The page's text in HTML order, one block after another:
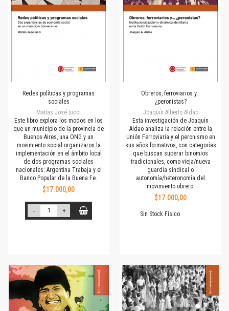
Redes políticas y programas
sociales
Matías José Iucci
Este libro explora los modos en los
que un municipio de la provincia de
Buenos Aires, una ONG y un
movimiento social organizaron la
implementación en el ámbito local
de dos programas sociales
nacionales: Argentina Trabaja y el
Banco Popular de la Buena Fe.
$17.000,00
- +
Obreros, ferroviarios y…
¿peronistas?
Joaquín Alberto Aldao
Esta investigación de Joaquín
Aldao analiza la relación entre la
Unión Ferroviaria y el peronismo en
sus años formativos, con categorías
que buscan superar binomios
tradicionales, como vieja/nueva
guardia sindical o
autonomía/heteronomía del
movimiento obrero.
$17.000,00
Sin Stock Físico